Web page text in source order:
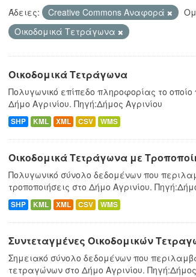
Άδειες: Creative Commons Αναφορά
Οικοδομικά Τετράγωνα
Οικοδομικά Τετράγωνα
Πολυγωνικό επίπεδο πληροφορίας το
Δήμο Αγρινίου. Πηγή:Δήμος Αγρινίου
SHP KML XML CSV WMS
Οικοδομικά Τετράγωνα με
Πολυγωνικό σύνολο δεδομένων που
τροποποιήσεις στο Δήμο Αγρινίου.
SHP KML XML CSV WMS
Συντεταγμένες Oικοδομικών
Σημειακό σύνολο δεδομένων που
τετραγώνων στο Δήμο Αγρινίου. Πηγή:Δήμος